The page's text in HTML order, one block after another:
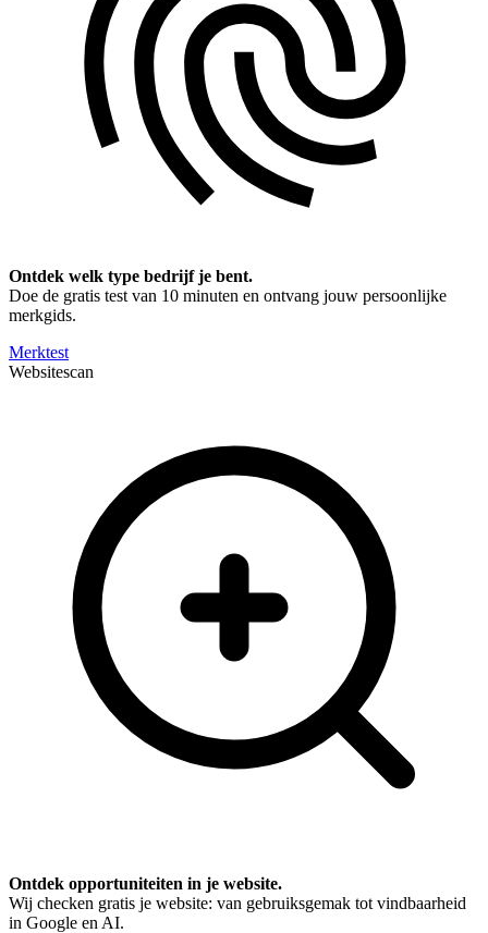
Ontdek welk type bedrijf je bent.
Doe de gratis test van 10 minuten en ontvang jouw persoonlijke
merkgids.
Merktest
Websitescan
Ontdek opportuniteiten in je website.
Wij checken gratis je website: van gebruiksgemak tot vindbaarheid
in Google en AI.